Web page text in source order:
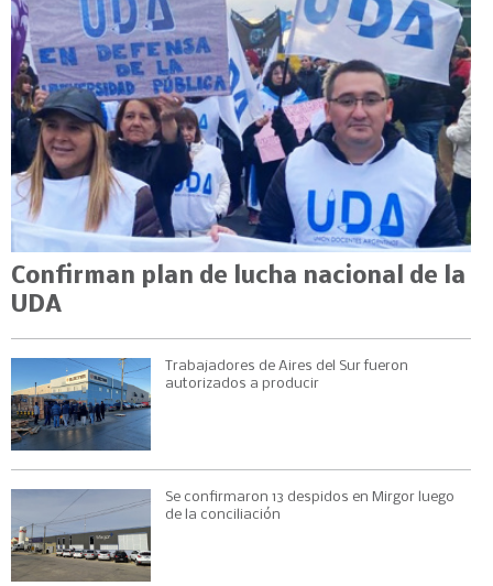
Confirman plan de lucha nacional de la
UDA
Trabajadores de Aires del Sur fueron
autorizados a producir
Se confirmaron 13 despidos en Mirgor luego
de la conciliación